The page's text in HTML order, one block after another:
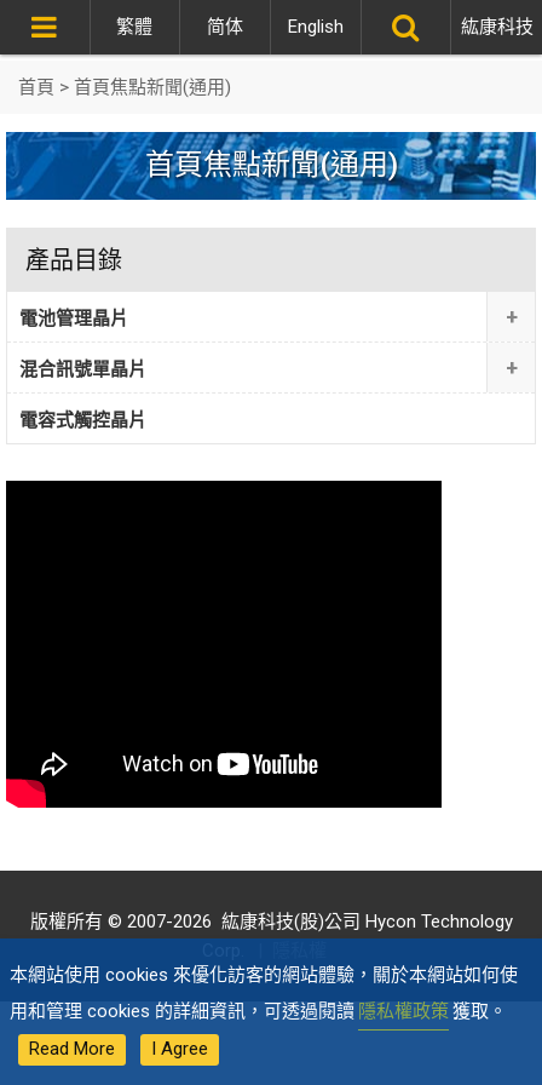
首頁 > 首頁焦點新聞(通用)
首頁焦點新聞(通用)
產品目錄
電池管理晶片 +
混合訊號單晶片 +
電容式觸控晶片
版權所有 © 2007-2026 紘康科技(股)公司 Hycon Technology
本網站使用 cookies 來優化訪客的網站體驗，關於本網站如何使
用和管理 cookies 的詳細資訊，可透過閱讀 隱私權政策獲取。
Read More
I Agree
繁體 简体 English 紘康科技